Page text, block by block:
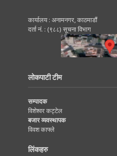
कार्यालय : अनामनगर, काठमाडाैं
दर्ता नं. : (९८८) सूचना विभाग
लोकपाटी टीम
सम्पादक
विशेश्वर कट्टेल
बजार व्यवस्थापक
विवश काफ्ले
लिंकहरु